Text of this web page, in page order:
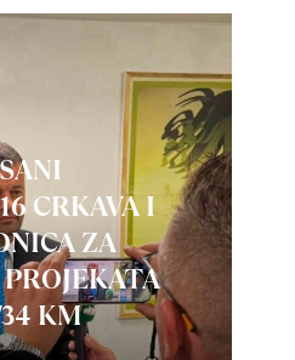
CRKAVA I
ZA
KM